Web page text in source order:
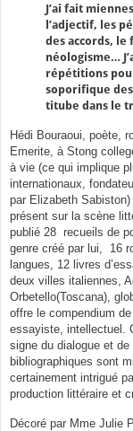
J’ai fait
l’adjectif, les
des accords,
néologisme…
répétitions
soporifique
titube dans le
Hédi Bouraoui, poète,
Emerite, à Stong
à vie (ce qui implique
internationaux,
par Elizabeth
présent sur la scène
publié 28 recueils de
genre créé par lui, 16
langues, 12 livres
deux villes italiennes,
Orbetello(Toscana),
offre le compendium
essayiste, intellectuel.
signe du dialogue et
bibliographiques sont
certainement intrigué
production littéraire et
Décoré par Mme Julie